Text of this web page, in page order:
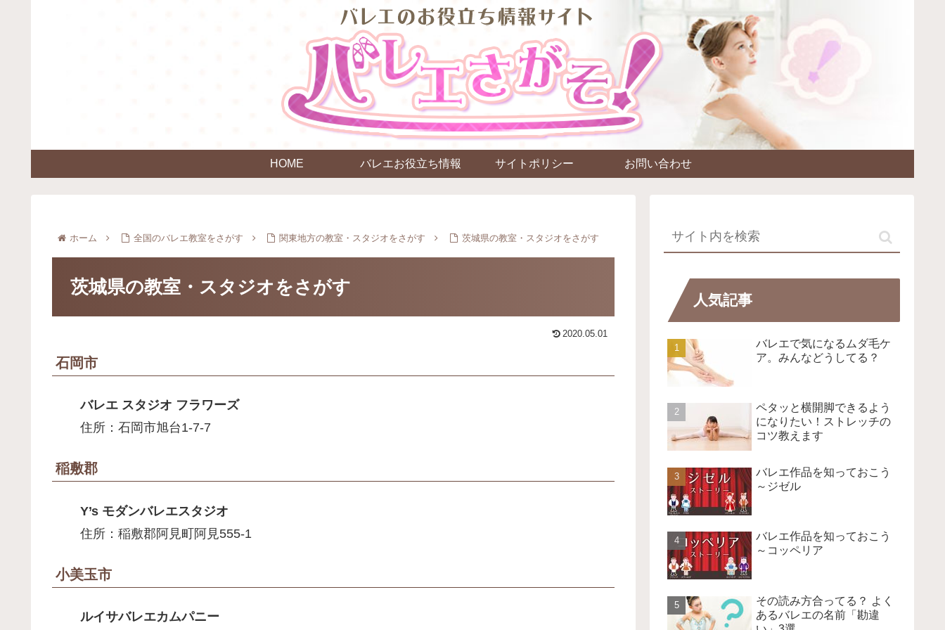
HOME バレエお役立ち情報 サイトポリシー お問い合わせ
ホーム 全国のバレエ教室をさがす 関東地方の教室・スタジオをさがす 茨城県の教室・スタジオをさがす
茨城県の教室・スタジオをさがす
2020.05.01
石岡市
バレエ スタジオ フラワーズ
住所：石岡市旭台1-7-7
稲敷郡
Y’s モダンバレエスタジオ
住所：稲敷郡阿見町阿見555-1
小美玉市
ルイサバレエカムパニー
人気記事
バレエで気になるムダ毛ケ
ア。みんなどうしてる？
ペタッと横開脚できるよう
になりたい！ストレッチの
コツ教えます
バレエ作品を知っておこう
～ジゼル
バレエ作品を知っておこう
～コッペリア
その読み方合ってる？ よく
あるバレエの名前「勘違